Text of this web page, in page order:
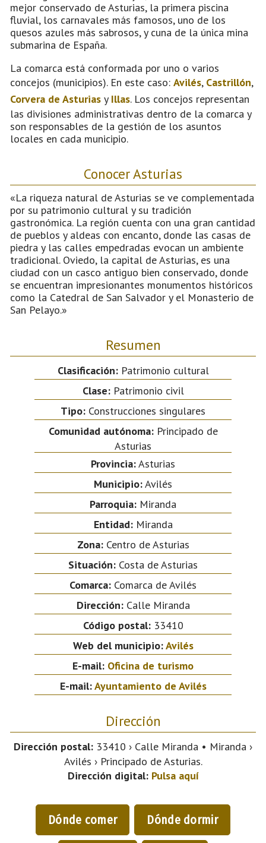
mejor conservado de Asturias, la primera piscina
fluvial, los carnavales más famosos, uno de los
quesos azules más sabrosos, y cuna de la única mina
submarina de España.
La comarca está conformada por uno o varios
concejos (municipios). En este caso: Avilés, Castrillón,
Corvera de Asturias y Illas. Los concejos representan
las divisiones administrativas dentro de la comarca y
son responsables de la gestión de los asuntos
locales en cada municipio.
Conocer Asturias
«La riqueza natural de Asturias se ve complementada
por su patrimonio cultural y su tradición
gastronómica. La región cuenta con una gran cantidad
de pueblos y aldeas con encanto, donde las casas de
piedra y las calles empedradas evocan un ambiente
tradicional. Oviedo, la capital de Asturias, es una
ciudad con un casco antiguo bien conservado, donde
se encuentran impresionantes monumentos históricos
como la Catedral de San Salvador y el Monasterio de
San Pelayo.»
Resumen
Clasificación:Patrimonio cultural
Clase:Patrimonio civil
Tipo: Construcciones singulares
Comunidad autónoma:Principado de
Asturias
Provincia:Asturias
Municipio:Avilés
Parroquia: Miranda
Entidad:Miranda
Zona:Centro de Asturias
Situación: Costa de Asturias
Comarca: Comarca de Avilés
Dirección:Calle Miranda
Código postal:33410
Web del municipio:Avilés
E-mail: Oficina de turismo
E-mail:Ayuntamiento de Avilés
Dirección
Dirección postal: 33410 › Calle Miranda • Miranda ›
Avilés › Principado de Asturias.
Dirección digital: Pulsa aquí
Dónde comer Dónde dormir